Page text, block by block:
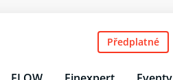
Předplatné